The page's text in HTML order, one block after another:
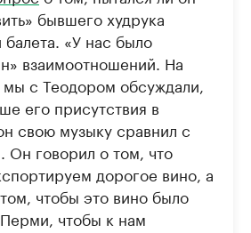
бывшего худрука
«У нас было
взаимоотношений. На
мы с Теодором обсуждали,
его присутствия в
свою музыку сравнил с
Он говорил о том, что
дорогое вино, а
чтобы это вино было
чтобы к нам